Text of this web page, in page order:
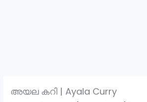
അയല കറി | Ayala Curry